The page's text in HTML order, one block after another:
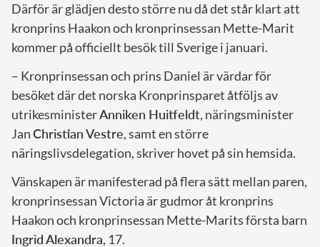
Därför är glädjen desto större nu då det står klart att
kronprins Haakon och kronprinsessan Mette-Marit
kommer på officiellt besök till Sverige i januari.
– Kronprinsessan och prins Daniel är värdar för
besöket där det norska Kronprinsparet åtföljs av
utrikesministerAnniken Huitfeldt, näringsminister
JanChristian Vestre, samt en större
näringslivsdelegation, skriver hovet på sin hemsida.
Vänskapen är manifesterad på flera sätt mellan paren,
kronprinsessan Victoria är gudmor åt kronprins
Haakon och kronprinsessan Mette-Marits första barn
Ingrid Alexandra, 17.